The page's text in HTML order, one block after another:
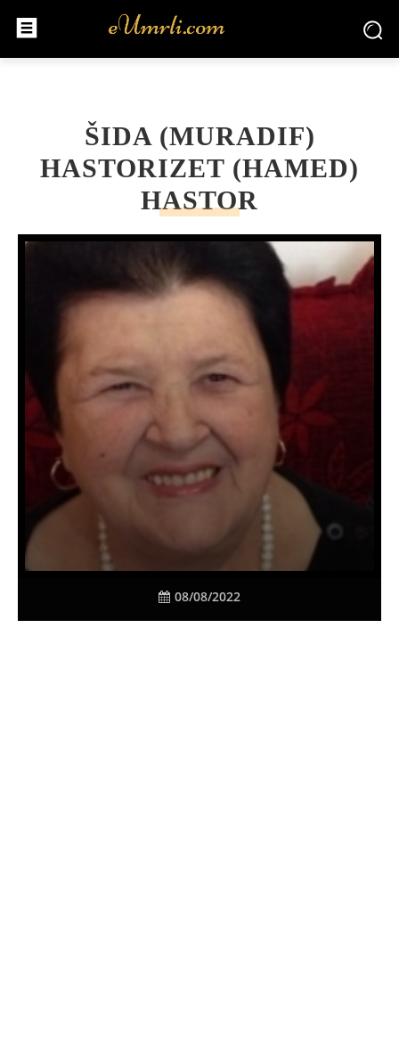
ŠIDA (MURADIF)
HASTORIZET (HAMED)
HASTOR
08/08/2022